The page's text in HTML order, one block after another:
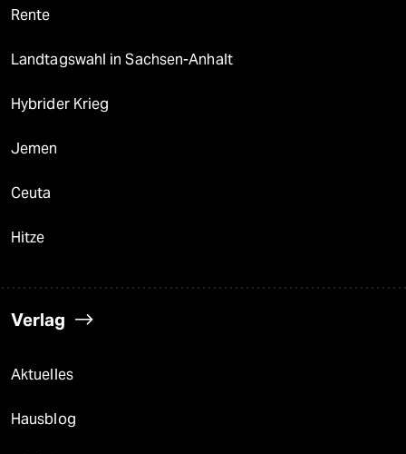
Rente
Landtagswahl in Sachsen-Anhalt
Hybrider Krieg
Jemen
Ceuta
Hitze
Verlag
Aktuelles
Hausblog